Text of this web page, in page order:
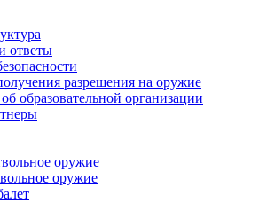
ответы
разрешения на оружие
образовательной организации
оружие
оружие